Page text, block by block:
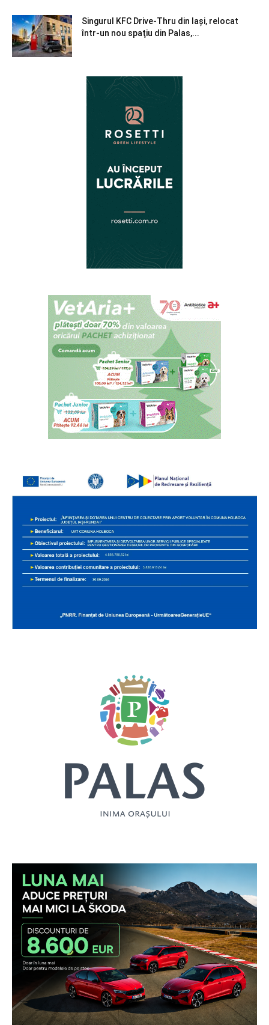
Singurul KFC Drive-Thru din Iași, relocat
într-un nou spaţiu din Palas,...